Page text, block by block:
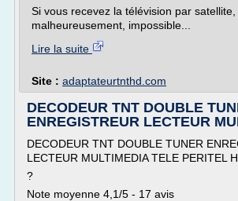
Si vous recevez la télévision par satellite,
malheureusement, impossible...
Lire la suite
Site : adaptateurtnthd.com
DECODEUR TNT DOUBLE
ENREGISTREUR LECTEUR
DECODEUR TNT DOUBLE TUNER
LECTEUR MULTIMEDIA TELE PERITEL
?
Note moyenne 4,1/5 - 17 avis